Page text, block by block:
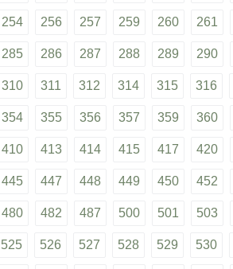
254 256 257 259 260 261
285 286 287 288 289 290
310 311 312 314 315 316
354 355 356 357 359 360
410 413 414 415 417 420
445 447 448 449 450 452
480 482 487 500 501 503
525 526 527 528 529 530